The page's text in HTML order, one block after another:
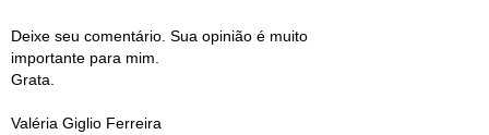
Deixe seu comentário. Sua opinião é muito
importante para mim.
Grata.
Valéria Giglio Ferreira